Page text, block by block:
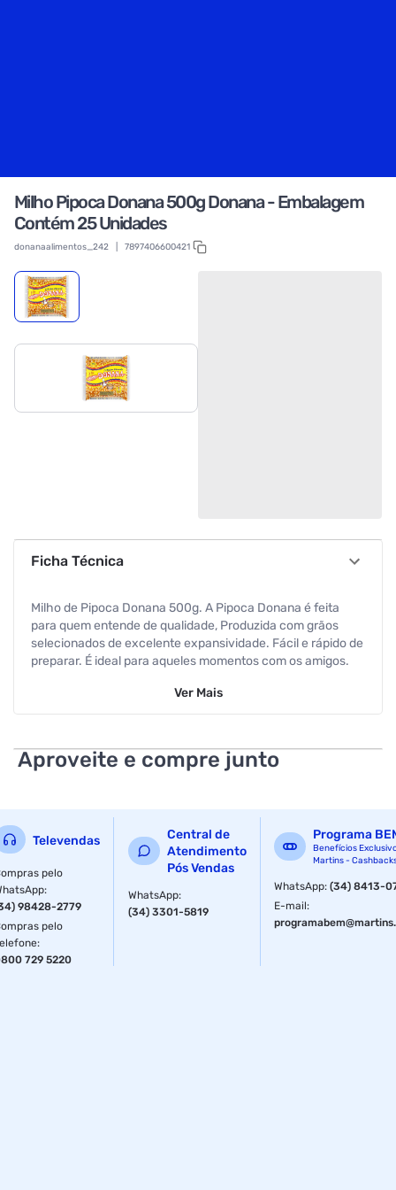
Milho Pipoca Donana 500g Donana - Embalagem
Contém 25 Unidades
donanaalimentos_242 7897406600421
Ficha Técnica
Milho de Pipoca Donana 500g. A Pipoca Donana é feita
para quem entende de qualidade, Produzida com grãos
selecionados de excelente expansividade. Fácil e rápido de
preparar. É ideal para aqueles momentos com os amigos.
Ver Mais
Aproveite e compre junto
Televendas
pelo
:
98428-2779
pelo
:
729 5220
Central de
Atendimento
Pós Vendas
WhatsApp:
(34) 3301-5819
Programa
Benefícios
Martins -
WhatsApp:(34) 8413-
E-mail: